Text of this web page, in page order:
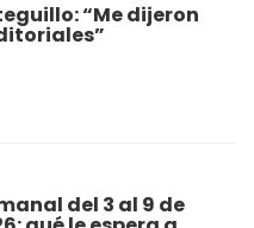
“Me dijeron
del 3 al 9 de